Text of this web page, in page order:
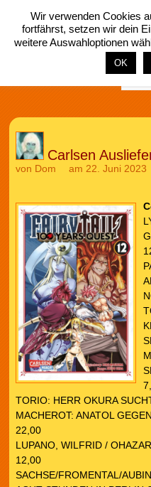
home rubrik buch comic
Carlsen
von Dom am 22. Juni 2023
TORIO: HERR OKURA
MACHEROT: ANATOL
22,00
LUPANO, WILFRID /
12,00
SACHSE/FROMENTAL/
Wir verwenden Cookies
fortfährst, setzen wir dein
weitere Auswahloptionen
OK